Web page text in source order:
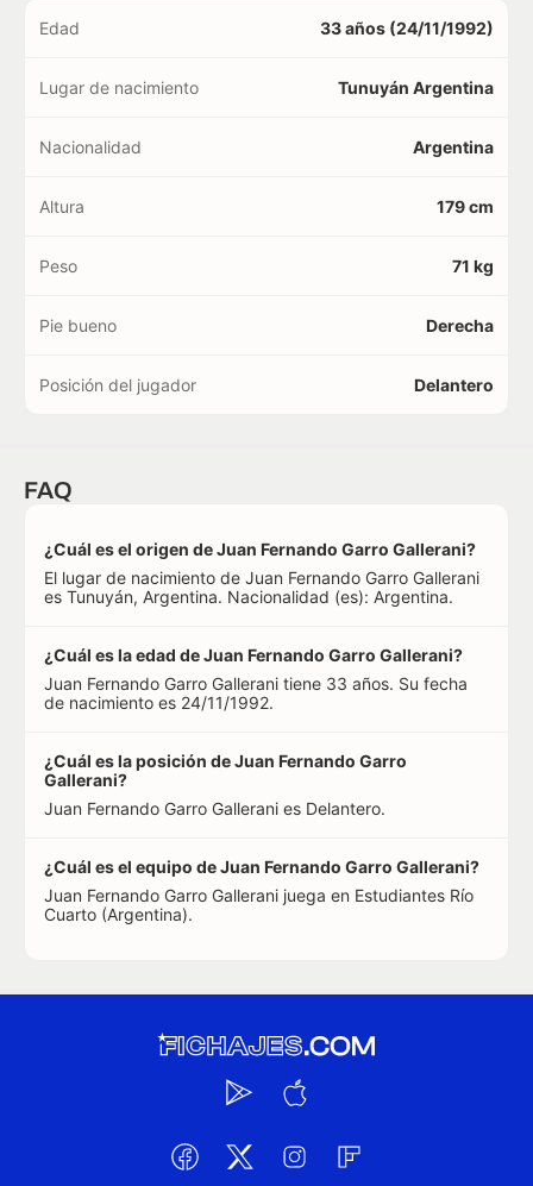
Edad 33 años (24/11/1992)
Lugar de nacimiento Tunuyán Argentina
Nacionalidad Argentina
Altura 179 cm
Peso 71 kg
Pie bueno Derecha
Posición del jugador Delantero
FAQ
¿Cuál es el origen de Juan Fernando Garro Gallerani?
El lugar de nacimiento de Juan Fernando Garro Gallerani
es Tunuyán, Argentina. Nacionalidad (es): Argentina.
¿Cuál es la edad de Juan Fernando Garro Gallerani?
Juan Fernando Garro Gallerani tiene 33 años. Su fecha
de nacimiento es 24/11/1992.
¿Cuál es la posición de Juan Fernando Garro
Gallerani?
Juan Fernando Garro Gallerani es Delantero.
¿Cuál es el equipo de Juan Fernando Garro Gallerani?
Juan Fernando Garro Gallerani juega en Estudiantes Río
Cuarto (Argentina).